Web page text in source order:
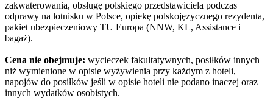
zakwaterowania, obsługę polskiego przedstawiciela podczas
odprawy na lotnisku w Polsce, opiekę polskojęzycznego rezydenta,
pakiet ubezpieczeniowy TU Europa (NNW, KL, Assistance i
bagaż).
Cena nie obejmuje: wycieczek fakultatywnych, posiłków innych
niż wymienione w opisie wyżywienia przy każdym z hoteli,
napojów do posiłków jeśli w opisie hoteli nie podano inaczej oraz
innych wydatków osobistych.